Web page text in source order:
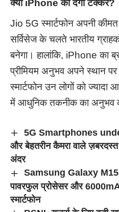
क्या iPhone को देगा टक्कर?
Jio 5G स्मार्टफोन अपनी
सर्विसेज के चलते भारतीय
बनेगा। हालांकि, iPhone का
प्रीमियम अनुभव अपने स्थान
स्मार्टफोन उन लोगों को ज्यादा
में आधुनिक तकनीक का अनुभव
5G Smartphones
और बेहतरीन कैमरा वाले
अंदर
Samsung Galaxy M15
पावरफुल प्रोसेसर और
स्मार्टफोन